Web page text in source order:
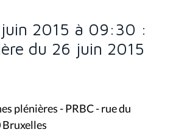
2015 à 09:30 :
du 26 juin 2015
plénières - PRBC - rue du
Bruxelles